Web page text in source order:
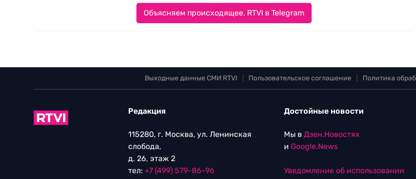
Объясняем происходящее. RTVI в Telegram
Выходные данные СМИ RTVI Пользовательское соглашение Политика
Редакция
115280, г. Москва, ул. Ленинская
слобода,
д. 26, этаж 2
тел: +7 (499) 579-86-96
Достойные новости
Мы в Дзен.Новостях
и Google.News
Уведомление об использовании